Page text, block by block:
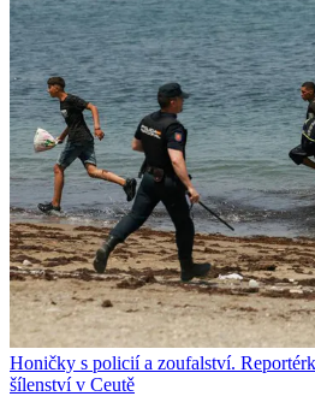
Honičky s policií a zoufalství.
šílenství v Ceutě